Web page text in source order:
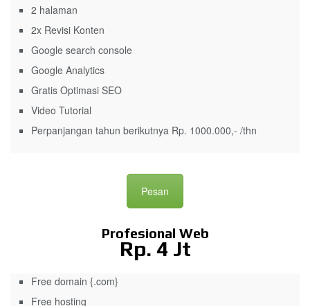
2 halaman
2x Revisi Konten
Google search console
Google Analytics
Gratis Optimasi SEO
Video Tutorial
Perpanjangan tahun berikutnya Rp. 1000.000,- /thn
Pesan
Profesional Web
Rp. 4 Jt
Free domain {.com}
Free hosting